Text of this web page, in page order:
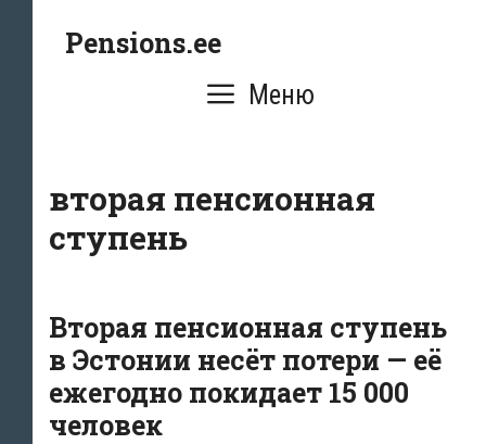
Pensions.ee
Меню
вторая пенсионная
ступень
Вторая пенсионная ступень
в Эстонии несёт потери — её
ежегодно покидает 15 000
человек